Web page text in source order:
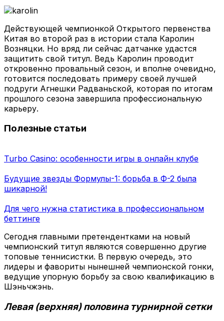
Действующей чемпионкой Открытого первенства
Китая во второй раз в истории стала Каролин
Возняцки. Но вряд ли сейчас датчанке удастся
защитить свой титул. Ведь Каролин проводит
откровенно провальный сезон, и вполне очевидно,
готовится последовать примеру своей лучшей
подруги Агнешки Радваньской, которая по итогам
прошлого сезона завершила профессиональную
карьеру.
Полезные статьи
Turbo Casino: особенности игры в онлайн клубе
Будущие звезды Формулы-1: борьба в Ф-2 была
шикарной!
Для чего нужна статистика в профессиональном
беттинге
Сегодня главными претендентками на новый
чемпионский титул являются совершенно другие
топовые теннисистки. В первую очередь, это
лидеры и фавориты нынешней чемпионской гонки,
ведущие упорную борьбу за свою квалификацию в
Шэньчжэнь.
Левая (верхняя) половина турнирной сетки